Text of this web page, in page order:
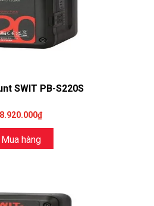
SWIT PB-S220S
8.920.000₫
Mua hàng